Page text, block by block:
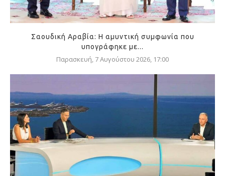
Σαουδική Αραβία: Η αμυντική συμφωνία που
υπογράφηκε με...
Παρασκευή, 7 Αυγούστου 2026, 17:00